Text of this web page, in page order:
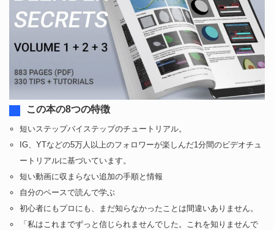
この本の8つの特徴
短いステップバイステップのチュートリアル。
IG、YTなどの5万人以上のフォロワーが楽しんだ1分間のビデオチュ
ートリアルに基づいています。
短い動画に収まらない追加の手順と情報
自分のペースで読んで学ぶ
初心者にもプロにも、まだ知らなかったことは間違いありません。
「私はこれまでずっと信じられませんでした。これを知りませんで